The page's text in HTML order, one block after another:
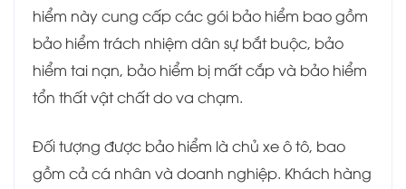
hiểm này cung cấp các gói bảo hiểm bao gồm
bảo hiểm trách nhiệm dân sự bắt buộc, bảo
hiểm tai nạn, bảo hiểm bị mất cắp và bảo hiểm
tổn thất vật chất do va chạm.
Đối tượng được bảo hiểm là chủ xe ô tô, bao
gồm cả cá nhân và doanh nghiệp. Khách hàng